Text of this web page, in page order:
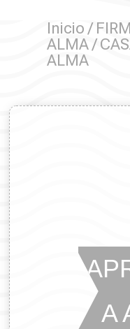
Inicio/
ALMA/
ALMA
A